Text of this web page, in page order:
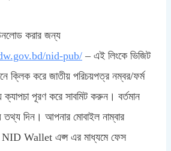
করার জন্য
nid-pub/ – এই লিংকে ভিজিট
ক্লিক করে জাতীয় পরিচয়পত্র নম্বর/ফর্ম
ক্যাপচা পূরণ করে সাবমিট করুন। বর্তমান
তথ্য দিন। আপনার মোবাইল নাম্বার
NID Wallet এপ্স এর মাধ্যমে ফেস